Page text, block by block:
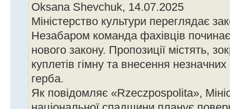
Oksana Shevchuk, 14.07.2025
Міністерство культури переглядає
Незабаром команда фахівців
нового закону. Пропозиції містять,
куплетів гімну та внесення
герба.
Як повідомляє «Rzeczpospolita»,